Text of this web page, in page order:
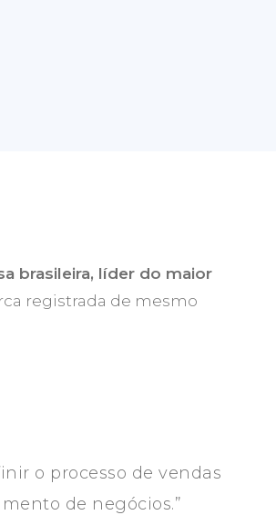
brasileira, líder do maior
registrada de mesmo
o processo de vendas
de negócios.”